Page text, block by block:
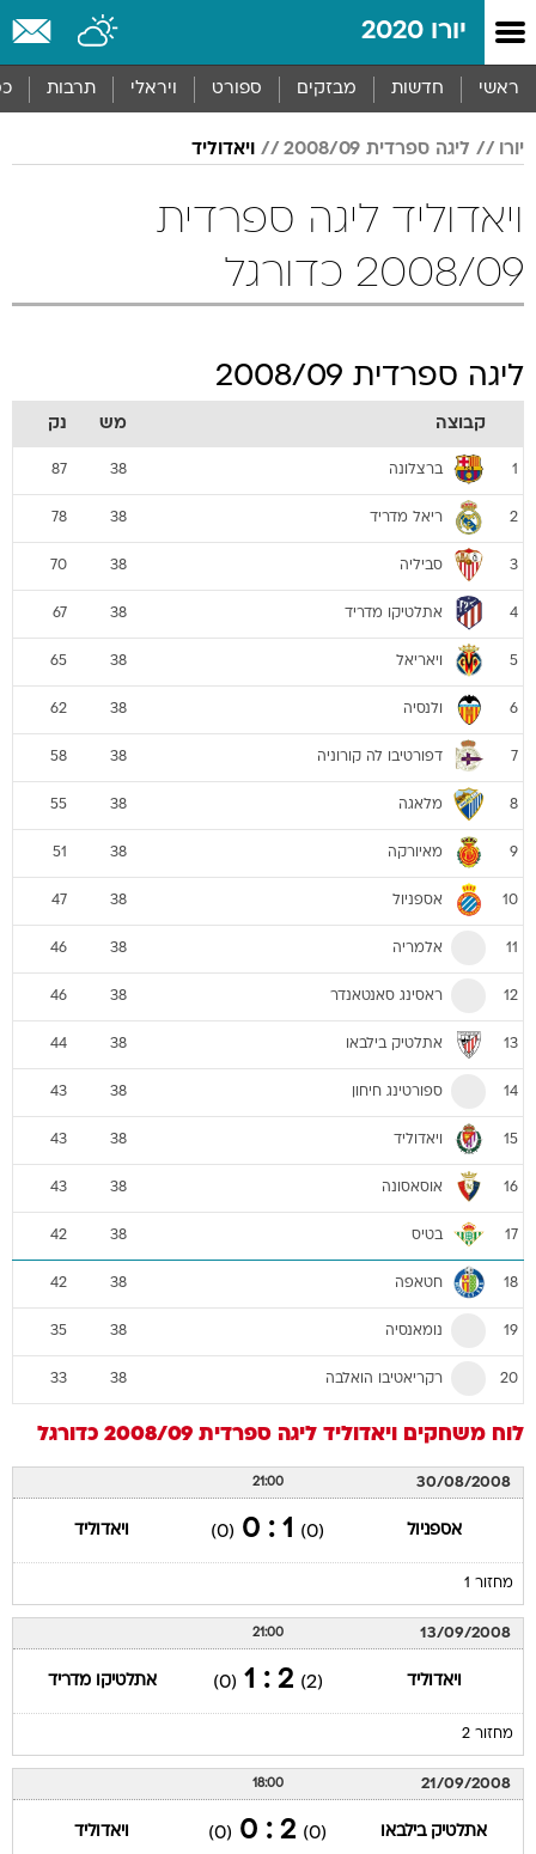
יורו 2020
ראשי חדשות מבזקים ספורט ויראלי תרבות
יורו ליגה ספרדית 2008/09 ויאדוליד
ויאדוליד ליגה ספרדית
2008/09 כדורגל
ליגה ספרדית 2008/09
קבוצה מש נק
1 ברצלונה 38
87
2 ריאל מדריד 38
78
3 סביליה 38
70
4 אתלטיקו מדריד 38
67
5 ויאריאל 38
65
6 ולנסיה 38
62
7 דפורטיבו לה קורוניה 38
58
8 מלאגה 38
55
9 מאיורקה 38
51
10 אספניול 38
47
11 אלמריה 38
46
12 ראסינג סאנטאנדר 38
46
13 אתלטיק בילבאו 38
44
14 ספורטינג חיחון 38
43
15 ויאדוליד 38
43
16 אוסאסונה 38
43
17 בטיס 38
42
18 חטאפה 38
42
19 נומאנסיה 38
35
20 רקריאטיבו הואלבה 38
33
לוח משחקים ויאדוליד ליגה ספרדית 2008/09 כדורגל
30/08/2008
21:00
אספניול (0)
1 : 0
(0) ויאדוליד
מחזור 1
13/09/2008
21:00
ויאדוליד (2)
2 : 1
(0) אתלטיקו מדריד
מחזור 2
21/09/2008
18:00
אתלטיק בילבאו (0)
2 : 0
(0) ויאדוליד